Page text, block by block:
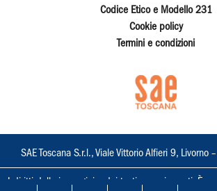
Codice Etico e Modello 231
Cookie policy
Termini e condizioni
SAE Toscana S.r.l., Viale Vittorio Alfieri 9,
I diritti delle immagini e dei testi sono riservati. È